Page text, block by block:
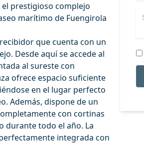
prestigioso complejo
marítimo de Fuengirola
que cuenta con un
Desde aquí se accede al
al sureste con
ofrece espacio suficiente
en el lugar perfecto
Además, dispone de un
con cortinas
durante todo el año. La
integrada con